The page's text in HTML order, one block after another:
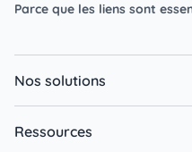
Parce que les liens sont
Nos solutions
Ressources